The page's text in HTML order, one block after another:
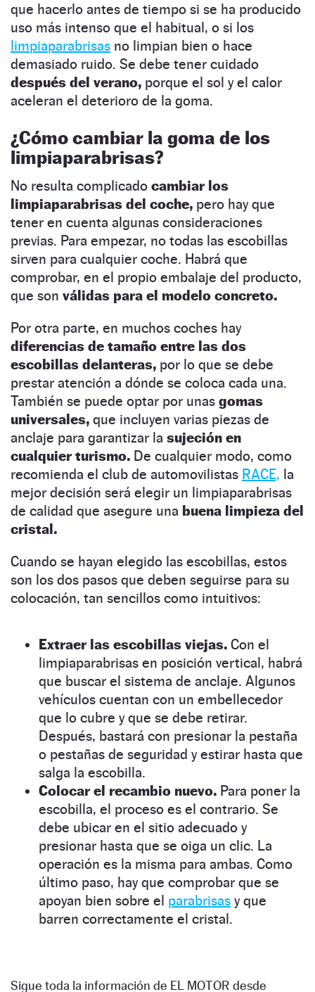
que hacerlo antes de tiempo si se ha producido
uso más intenso que el habitual, o si los
limpiaparabrisas no limpian bien o hace
demasiado ruido. Se debe tener cuidado
después del verano, porque el sol y el calor
aceleran el deterioro de la goma.
¿Cómo cambiar la goma de los
limpiaparabrisas?
No resulta complicado cambiar los
limpiaparabrisas del coche, pero hay que
tener en cuenta algunas consideraciones
previas. Para empezar, no todas las escobillas
sirven para cualquier coche. Habrá que
comprobar, en el propio embalaje del producto,
que son válidas para el modelo concreto.
Por otra parte, en muchos coches hay
diferencias de tamaño entre las dos
escobillas delanteras, por lo que se debe
prestar atención a dónde se coloca cada una.
También se puede optar por unas gomas
universales, que incluyen varias piezas de
anclaje para garantizar la sujeción en
cualquier turismo. De cualquier modo, como
recomienda el club de automovilistas RACE, la
mejor decisión será elegir un limpiaparabrisas
de calidad que asegure una buena limpieza del
cristal.
Cuando se hayan elegido las escobillas, estos
son los dos pasos que deben seguirse para su
colocación, tan sencillos como intuitivos:
Extraer las escobillas viejas. Con el
limpiaparabrisas en posición vertical, habrá
que buscar el sistema de anclaje. Algunos
vehículos cuentan con un embellecedor
que lo cubre y que se debe retirar.
Después, bastará con presionar la pestaña
o pestañas de seguridad y estirar hasta que
salga la escobilla.
Colocar el recambio nuevo. Para poner la
escobilla, el proceso es el contrario. Se
debe ubicar en el sitio adecuado y
presionar hasta que se oiga un clic. La
operación es la misma para ambas. Como
último paso, hay que comprobar que se
apoyan bien sobre el parabrisas y que
barren correctamente el cristal.
Sigue toda la información de EL MOTOR desde